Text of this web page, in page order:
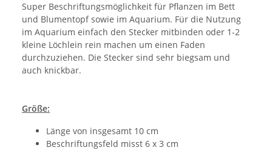
Super Beschriftungsmöglichkeit für Pflanzen im Bett
und Blumentopf sowie im Aquarium. Für die Nutzung
im Aquarium einfach den Stecker mitbinden oder 1-2
kleine Löchlein rein machen um einen Faden
durchzuziehen. Die Stecker sind sehr biegsam und
auch knickbar.
Größe:
Länge von insgesamt 10 cm
Beschriftungsfeld misst 6 x 3 cm